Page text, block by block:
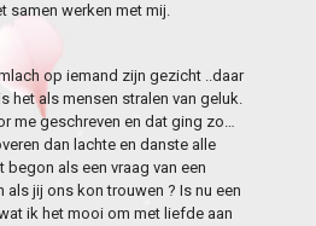
samen werken met mij.
op iemand zijn gezicht ..daar
het als mensen stralen van geluk.
me geschreven en dat ging zo…
dan lachte en danste alle
begon als een vraag van een
jij ons kon trouwen ? Is nu een
ik het mooi om met liefde aan